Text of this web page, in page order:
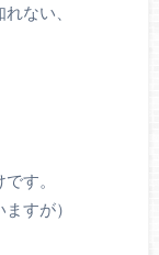
ない、
す。
すが）